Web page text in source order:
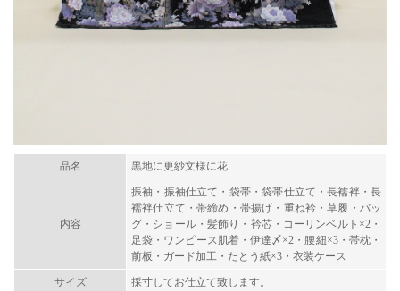
品名 黒地に更紗文様に花
内容
振袖・振袖仕立て・袋帯・袋帯仕立て・長襦袢・長
襦袢仕立て・帯締め・帯揚げ・重ね衿・草履・バッ
グ・ショール・髪飾り・衿芯・コーリンベルト×2 ・
足袋・ワンピース肌着・伊達〆×2 ・腰紐×3・帯枕・
前板・ガード加工・たとう紙×3 ・衣装ケース
サイズ 採寸してお仕立て致します。